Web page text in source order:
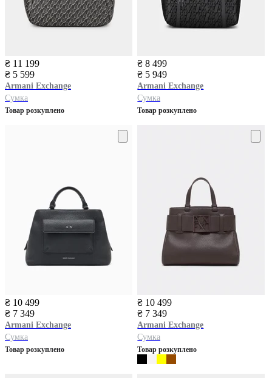
₴ 11 199
₴ 5 599
Armani Exchange
Сумка
Товар розкуплено
₴ 8 499
₴ 5 949
Armani Exchange
Сумка
Товар розкуплено
₴ 10 499
₴ 7 349
Armani Exchange
Сумка
Товар розкуплено
₴ 10 499
₴ 7 349
Armani Exchange
Сумка
Товар розкуплено